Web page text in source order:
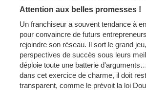
Attention aux belles promesses !
Un franchiseur a souvent tendance à
pour convaincre de futurs
rejoindre son réseau. Il sort le grand
perspectives de succès sous leurs
déploie toute une batterie
dans cet exercice de charme, il doit
transparent, comme le prévoit la loi